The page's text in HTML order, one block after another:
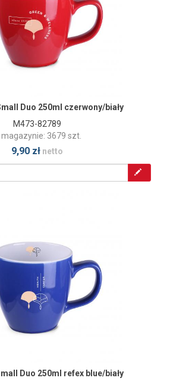
Duo 250ml czerwony/biały
M473-82789
3679 szt.
9,90 złnetto
Duo 250ml refex blue/biały